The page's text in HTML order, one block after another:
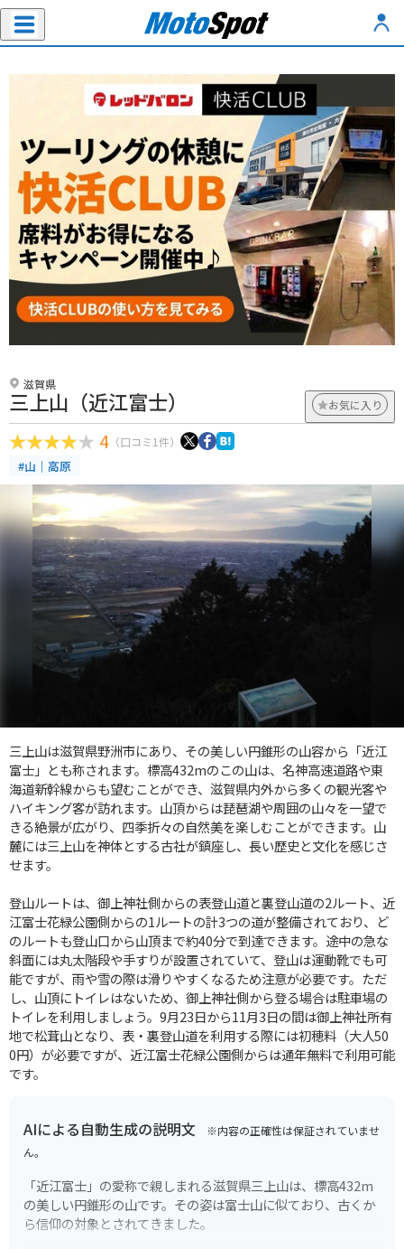
滋賀県
三上山（近江富士） お気に入り
4 （口コミ1件）
#山｜高原
三上山は滋賀県野洲市にあり、その美しい円錐形の山容から「近江
富士」とも称されます。標高432mのこの山は、名神高速道路や東
海道新幹線からも望むことができ、滋賀県内外から多くの観光客や
ハイキング客が訪れます。山頂からは琵琶湖や周囲の山々を一望で
きる絶景が広がり、四季折々の自然美を楽しむことができます。山
麓には三上山を神体とする古社が鎮座し、長い歴史と文化を感じさ
せます。
登山ルートは、御上神社側からの表登山道と裏登山道の2ルート、近
江富士花緑公園側からの1ルートの計3つの道が整備されており、ど
のルートも登山口から山頂まで約40分で到達できます。途中の急な
斜面には丸太階段や手すりが設置されていて、登山は運動靴でも可
能ですが、雨や雪の際は滑りやすくなるため注意が必要です。ただ
し、山頂にトイレはないため、御上神社側から登る場合は駐車場の
トイレを利用しましょう。9月23日から11月3日の間は御上神社所有
地で松茸山となり、表・裏登山道を利用する際には初穂料（大人50
0円）が必要ですが、近江富士花緑公園側からは通年無料で利用可能
です。
AIによる自動生成の説明文 ※内容の正確性は保証されていませ
ん。
「近江富士」の愛称で親しまれる滋賀県三上山は、標高432m
の美しい円錐形の山です。その姿は富士山に似ており、古くか
ら信仰の対象とされてきました。